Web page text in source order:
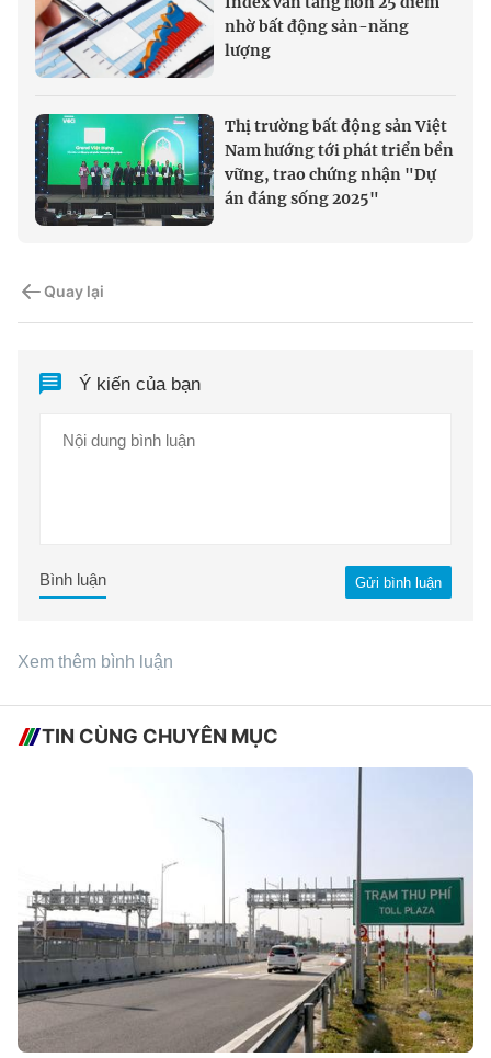
nhờ bất động sản-năng
lượng
Thị trường bất động sản Việt
Nam hướng tới phát triển bền
vững, trao chứng nhận "Dự
án đáng sống 2025"
Quay lại
Ý kiến của bạn
Gửi bình luận
Bình luận
Xem thêm bình luận
TIN CÙNG CHUYÊN MỤC